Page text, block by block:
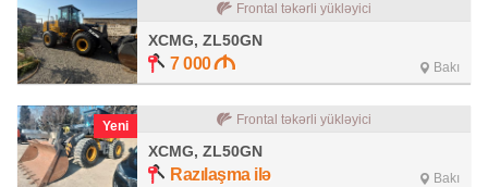
Frontal təkərli yükləyici
XCMG, ZL50GN
7 000 Bakı
Yeni Frontal təkərli yükləyici
XCMG, ZL50GN
Razılaşma ilə Bakı